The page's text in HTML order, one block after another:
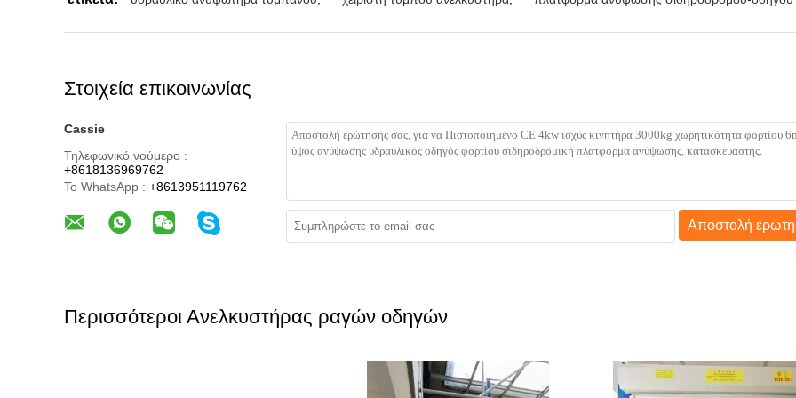
Στοιχεία επικοινωνίας
Cassie
Τηλεφωνικό νούμερο :
+8618136969762
Το WhatsApp : +8613951119762
Αποστολή
Περισσότεροι Ανελκυστήρας ραγών οδηγών